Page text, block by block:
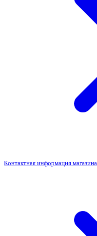
Контактная информация магазина